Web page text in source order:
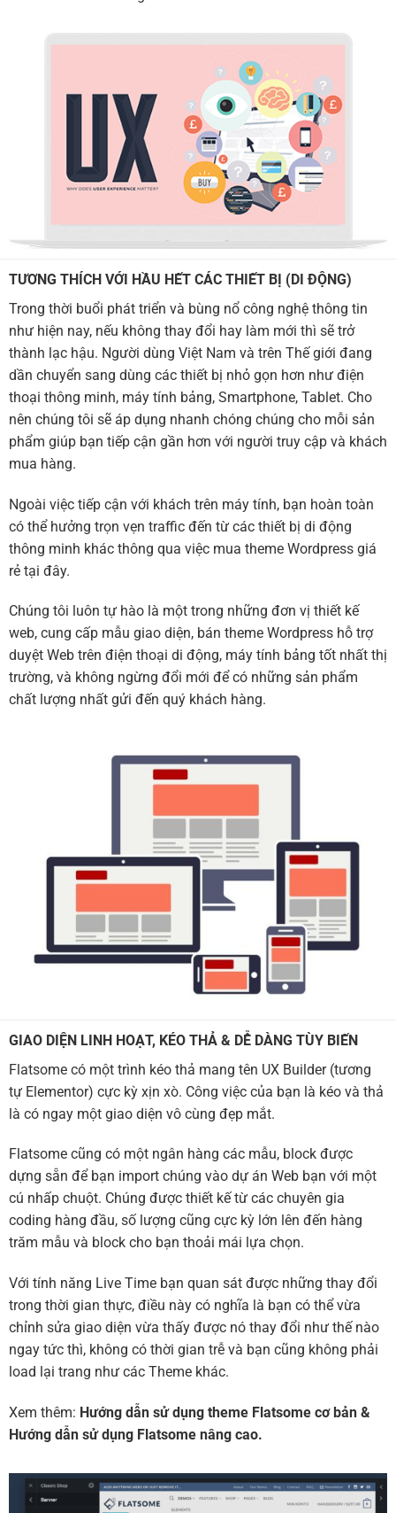
TƯƠNG THÍCH VỚI HẦU HẾT CÁC THIẾT BỊ (DI ĐỘNG)
Trong thời buổi phát triển và bùng nổ công nghệ thông tin
như hiện nay, nếu không thay đổi hay làm mới thì sẽ trở
thành lạc hậu. Người dùng Việt Nam và trên Thế giới đang
dần chuyển sang dùng các thiết bị nhỏ gọn hơn như điện
thoại thông minh, máy tính bảng, Smartphone, Tablet. Cho
nên chúng tôi sẽ áp dụng nhanh chóng chúng cho mỗi sản
phẩm giúp bạn tiếp cận gần hơn với người truy cập và khách
mua hàng.
Ngoài việc tiếp cận với khách trên máy tính, bạn hoàn toàn
có thể hưởng trọn vẹn traffic đến từ các thiết bị di động
thông minh khác thông qua việc mua theme Wordpress giá
rẻ tại đây.
Chúng tôi luôn tự hào là một trong những đơn vị thiết kế
web, cung cấp mẫu giao diện, bán theme Wordpress hỗ trợ
duyệt Web trên điện thoại di động, máy tính bảng tốt nhất thị
trường, và không ngừng đổi mới để có những sản phẩm
chất lượng nhất gửi đến quý khách hàng.
GIAO DIỆN LINH HOẠT, KÉO THẢ & DỄ DÀNG TÙY BIẾN
Flatsome có một trình kéo thả mang tên UX Builder (tương
tự Elementor) cực kỳ xịn xò. Công việc của bạn là kéo và thả
là có ngay một giao diện vô cùng đẹp mắt.
Flatsome cũng có một ngân hàng các mẫu, block được
dựng sẵn để bạn import chúng vào dự án Web bạn với một
cú nhấp chuột. Chúng được thiết kế từ các chuyên gia
coding hàng đầu, số lượng cũng cực kỳ lớn lên đến hàng
trăm mẫu và block cho bạn thoải mái lựa chọn.
Với tính năng Live Time bạn quan sát được những thay đổi
trong thời gian thực, điều này có nghĩa là bạn có thể vừa
chỉnh sửa giao diện vừa thấy được nó thay đổi như thế nào
ngay tức thì, không có thời gian trễ và bạn cũng không phải
load lại trang như các Theme khác.
Xem thêm: Hướng dẫn sử dụng theme Flatsome cơ bản &
Hướng dẫn sử dụng Flatsome nâng cao.